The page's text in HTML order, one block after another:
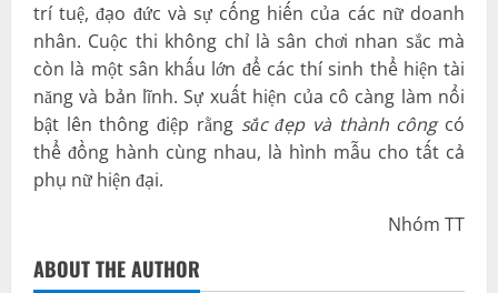
trí tuệ, đạo đức và sự cống hiến của các nữ doanh
nhân. Cuộc thi không chỉ là sân chơi nhan sắc mà
còn là một sân khấu lớn để các thí sinh thể hiện tài
năng và bản lĩnh. Sự xuất hiện của cô càng làm nổi
bật lên thông điệp rằng sắc đẹp và thành côngcó
thể đồng hành cùng nhau, là hình mẫu cho tất cả
phụ nữ hiện đại.
Nhóm TT
ABOUT THE AUTHOR